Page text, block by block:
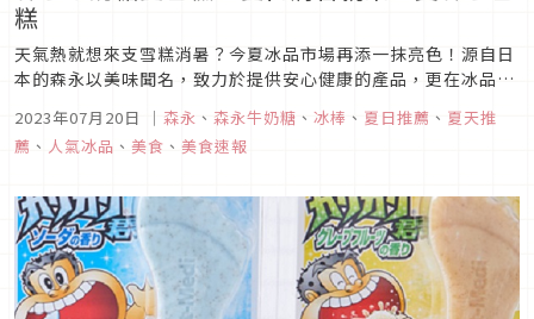
糕
天氣熱就想來支雪糕消暑？今夏冰品市場再添一抹亮色！源自日
本的森永以美味聞名，致力於提供安心健康的產品，更在冰品市
場中廣受大眾喜愛。今夏台灣森永替大家為酷熱夏天的每個開心
時刻帶來療癒勁涼的美味！
2023年07月20日 ｜ 森永 、 森永牛奶糖 、 冰棒 、 夏日推薦 、 夏天推
薦 、 人氣冰品 、 美食 、 美食速報